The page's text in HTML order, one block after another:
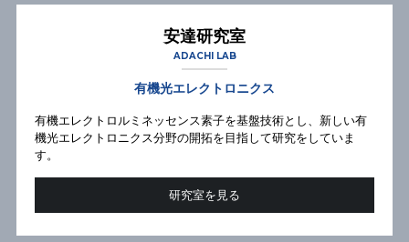
安達研究室
ADACHI LAB
有機光エレクトロニクス
有機エレクトロルミネッセンス素子を基盤技術とし、新しい有
機光エレクトロニクス分野の開拓を目指して研究をしていま
す。
研究室を見る